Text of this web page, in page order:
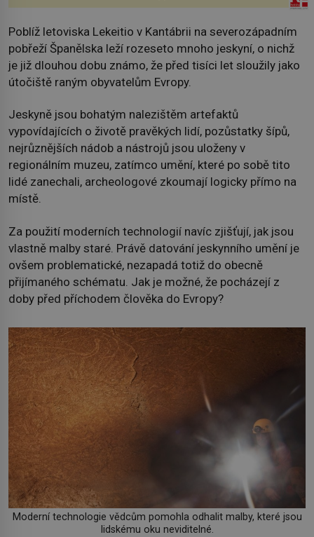
Poblíž letoviska Lekeitio v Kantábrii na severozápadním
pobřeží Španělska leží rozeseto mnoho jeskyní, o nichž
je již dlouhou dobu známo, že před tisíci let sloužily jako
útočiště raným obyvatelům Evropy.
Jeskyně jsou bohatým nalezištěm artefaktů
vypovídajících o životě pravěkých lidí, pozůstatky šípů,
nejrůznějších nádob a nástrojů jsou uloženy v
regionálním muzeu, zatímco umění, které po sobě tito
lidé zanechali, archeologové zkoumají logicky přímo na
místě.
Za použití moderních technologií navíc zjišťují, jak jsou
vlastně malby staré. Právě datování jeskynního umění je
ovšem problematické, nezapadá totiž do obecně
přijímaného schématu. Jak je možné, že pocházejí z
doby před příchodem člověka do Evropy?
Moderní technologie vědcům pomohla odhalit malby, které jsou
lidskému oku neviditelné.